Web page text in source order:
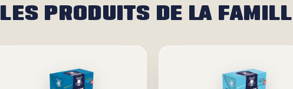
LES PRODUITS DE LA